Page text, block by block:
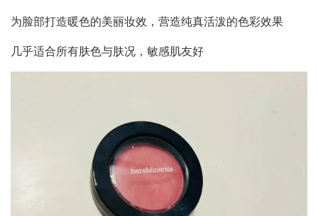
为脸部打造暖色的美丽妆效，营造纯真活泼的色彩效果
几乎适合所有肤色与肤况，敏感肌友好